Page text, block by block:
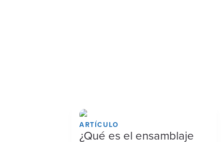
ARTÍCULO
¿Qué es el ensamblaje